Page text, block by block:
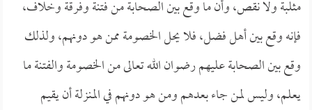
مثلبة ولا نقص، وأن ما وقع بين الصحابة من فتنة وفرقة وخلاف،
فإنه وقع بين أهل فضل، فلا يحل الخصومة ممن هو دونهم، ولذلك
وقع بين الصحابة عليهم رضوان الله تعالى من الخصومة والفتنة ما
يعلم، وليس لمن جاء بعدهم ومن هو دونهم في المنزلة أن يقيم